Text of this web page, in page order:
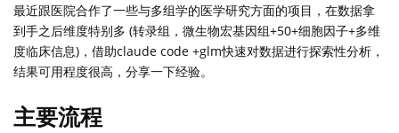
最近跟医院合作了一些与多组学的医学研究方面的项目，在数据拿
到手之后维度特别多 (转录组，微生物宏基因组+50+细胞因子+多维
度临床信息)，借助claude code +glm快速对数据进行探索性分析，
结果可用程度很高，分享一下经验。
主要流程